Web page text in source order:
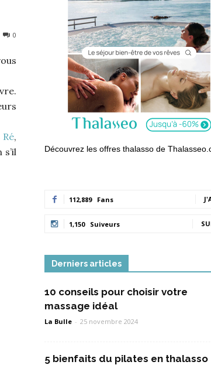
0
,
Découvrez les offres thalasso de
112,889 Fans
1,150 Suiveurs
Derniers articles
10 conseils pour choisir votre
massage idéal
La Bulle - 25 novembre 2024
5 bienfaits du pilates en thalasso